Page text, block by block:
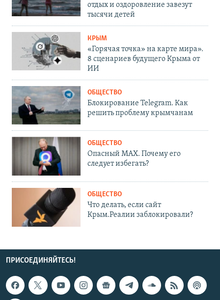
отдых и оздоровление завезут
тысячи детей
КРЫМ
«Горячая точка» на карте мира».
8 сценариев будущего Крыма от
ИИ
ОБЩЕСТВО
Блокирование Telegram. Как
решить проблему крымчанам
ОБЩЕСТВО
Опасный MAX. Почему его
следует избегать?
ОБЩЕСТВО
Что делать, если сайт
Крым.Реалии заблокировали?
ПРИСОЕДИНЯЙТЕСЬ!